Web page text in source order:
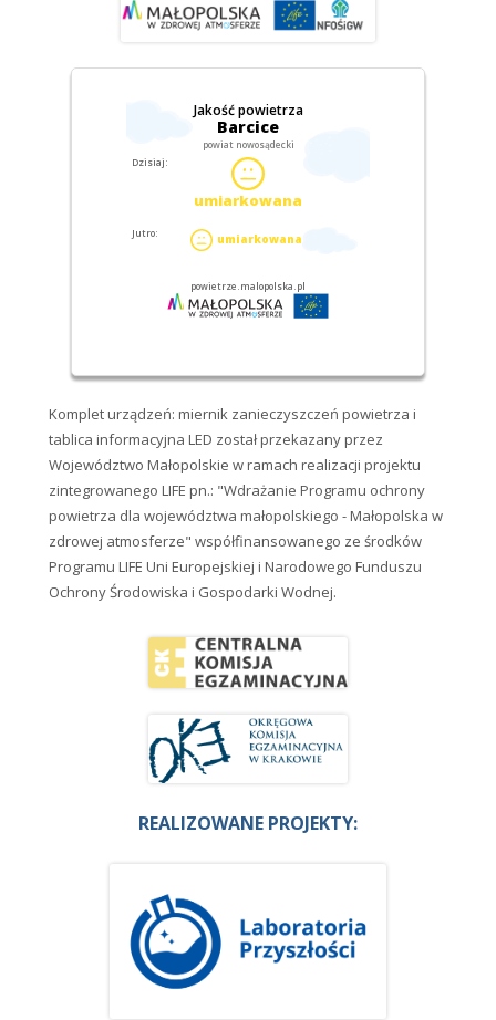
Komplet urządzeń: miernik zanieczyszczeń powietrza i
tablica informacyjna LED został przekazany przez
Województwo Małopolskie w ramach realizacji projektu
zintegrowanego LIFE pn.: "Wdrażanie Programu ochrony
powietrza dla województwa małopolskiego - Małopolska w
zdrowej atmosferze" współfinansowanego ze środków
Programu LIFE Uni Europejskiej i Narodowego Funduszu
Ochrony Środowiska i Gospodarki Wodnej.
REALIZOWANE PROJEKTY: